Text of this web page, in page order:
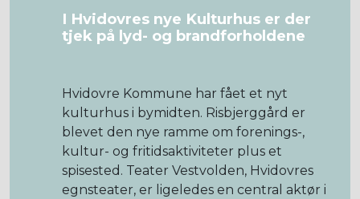
I Hvidovres nye Kulturhus er der
tjek på lyd- og brandforholdene
Hvidovre Kommune har fået et nyt
kulturhus i bymidten. Risbjerggård er
blevet den nye ramme om forenings-,
kultur- og fritidsaktiviteter plus et
spisested. Teater Vestvolden, Hvidovres
egnsteater, er ligeledes en central aktør i